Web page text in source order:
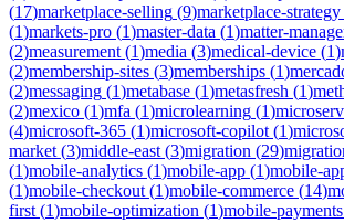
(17)marketplace-selling (9)marketplace-strategy
(1)markets-pro (1)master-data (1)matter-
(2)measurement (1)media (3)medical-device (1)
(2)membership-sites (3)memberships (1)
(2)messaging (1)metabase (1)metasfresh (1)
(2)mexico (1)mfa (1)microlearning (1)
(4)microsoft-365 (1)microsoft-copilot (1)
market (3)middle-east (3)migration (29)
(1)mobile-analytics (1)mobile-app (1)mobile-
(1)mobile-checkout (1)mobile-commerce (14)
first (1)mobile-optimization (1)mobile-payments